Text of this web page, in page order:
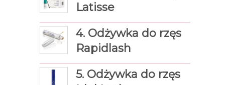
Latisse
4. Odżywka do rzęs
Rapidlash
5. Odżywka do rzęs